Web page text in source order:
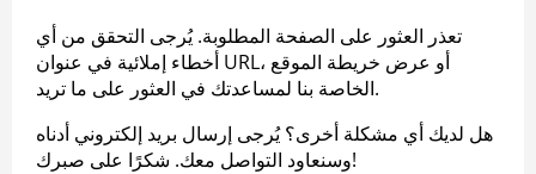
تعذر العثور على الصفحة المطلوبة. يُرجى التحقق من أي
أخطاء إملائية في عنوان URL، أو عرض خريطة الموقع
الخاصة بنا لمساعدتك في العثور على ما تريد.
هل لديك أي مشكلة أخرى؟ يُرجى إرسال بريد إلكتروني أدناه
وسنعاود التواصل معك. شكرًا على صبرك!